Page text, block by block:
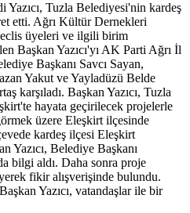
Yazıcı, Tuzla Belediyesi'nin kardeş
etti. Ağrı Kültür Dernekleri
üyeleri ve ilgili birim
Başkan Yazıcı'yı AK Parti Ağrı İl
Başkanı Savcı Sayan,
Yakut ve Yayladüzü Belde
karşıladı. Başkan Yazıcı, Tuzla
hayata geçirilecek projelerle
üzere Eleşkirt ilçesinde
kardeş ilçesi Eleşkirt
Yazıcı, Belediye Başkanı
bilgi aldı. Daha sonra proje
fikir alışverişinde bulundu.
Yazıcı, vatandaşlar ile bir